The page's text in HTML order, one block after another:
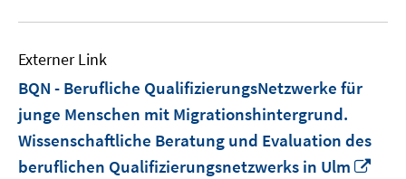
Externer Link
BQN - Berufliche QualifizierungsNetzwerke für
junge Menschen mit Migrationshintergrund.
Wissenschaftliche Beratung und Evaluation des
beruflichen Qualifizierungsnetzwerks in Ulm